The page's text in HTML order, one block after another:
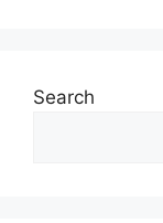
Search